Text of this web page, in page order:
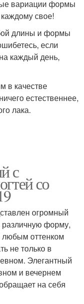
вариации формы
свое!
длины и формы
если
каждый день,
в качестве
естественнее,
лака.
с
со
огромный
различную форму,
любым оттенком
не только в
Элегантный
и вечернем
на себя